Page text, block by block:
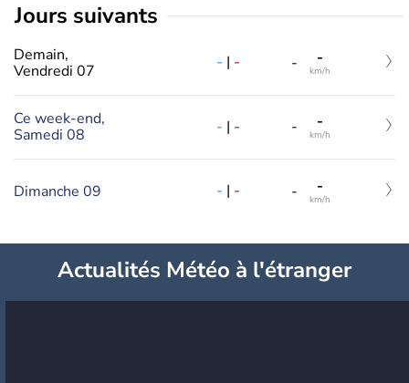
jours suivants
Demain,
Vendredi 07
- | - - -
km/h
Ce week-end,
Samedi 08
- | - - -
km/h
Dimanche 09 - | - - -
km/h
Actualités Météo à l'étranger